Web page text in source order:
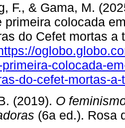
F., & Gama, M.
primeira colocada
do Cefet mortas
colocada-
do-cefet-mortas-
(2019). O
(6a ed.). Rosa